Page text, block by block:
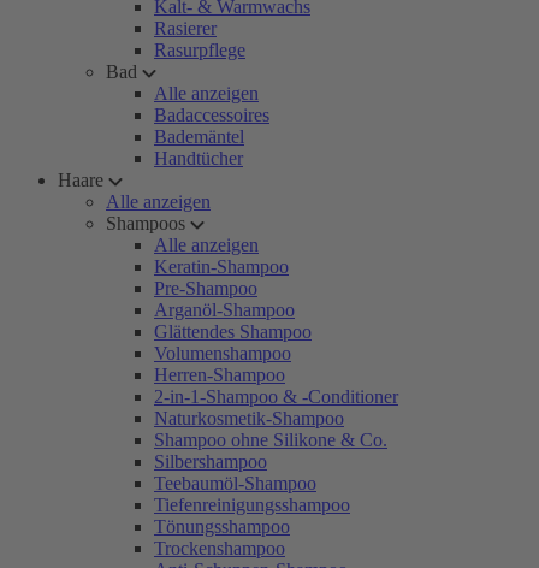
Kalt- & Warmwachs
Rasierer
Rasurpflege
Bad
Alle anzeigen
Badaccessoires
Bademäntel
Handtücher
Haare
Alle anzeigen
Shampoos
Alle anzeigen
Keratin-Shampoo
Pre-Shampoo
Arganöl-Shampoo
Glättendes Shampoo
Volumenshampoo
Herren-Shampoo
2-in-1-Shampoo & -Conditioner
Naturkosmetik-Shampoo
Shampoo ohne Silikone & Co.
Silbershampoo
Teebaumöl-Shampoo
Tiefenreinigungsshampoo
Tönungsshampoo
Trockenshampoo